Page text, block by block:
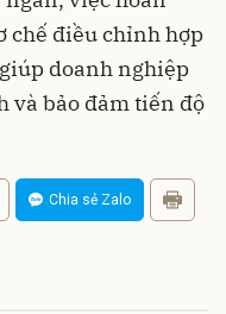
chế điều chỉnh hợp
doanh nghiệp
và bảo đảm tiến độ
Chia sẻ Zalo